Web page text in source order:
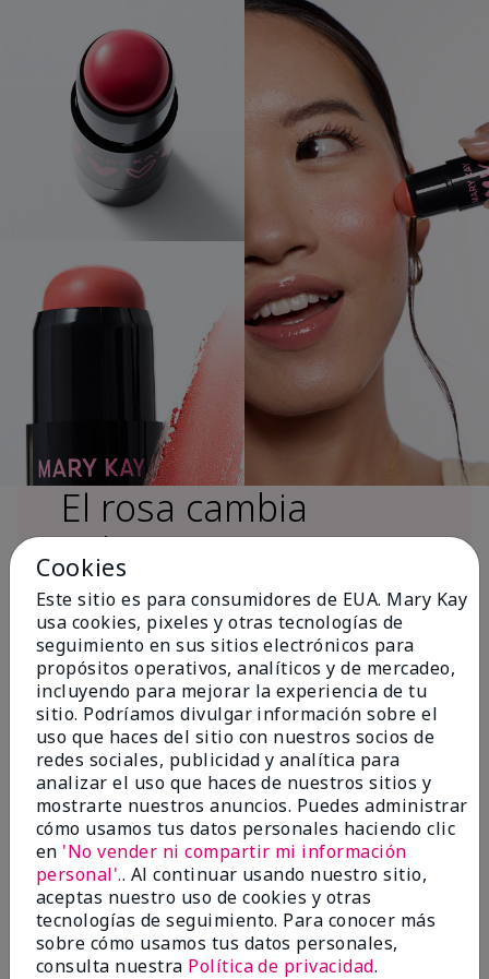
El rosa cambia
vidas®
Más de $18 millones donados a nivel
global desde 2008 para impulsar la
investigación contra el cáncer, erradicar
la violencia doméstica, promover el
empoderamiento económico y
transformar comunidades.
Cookies
Este sitio es para consumidores de EUA. Mary Kay
usa cookies, pixeles y otras tecnologías de
seguimiento en sus sitios electrónicos para
propósitos operativos, analíticos y de mercadeo,
incluyendo para mejorar la experiencia de tu
sitio. Podríamos divulgar información sobre el
uso que haces del sitio con nuestros socios de
redes sociales, publicidad y analítica para
analizar el uso que haces de nuestros sitios y
mostrarte nuestros anuncios. Puedes administrar
cómo usamos tus datos personales haciendo clic
en 'No vender ni compartir mi información
personal'.. Al continuar usando nuestro sitio,
aceptas nuestro uso de cookies y otras
tecnologías de seguimiento. Para conocer más
sobre cómo usamos tus datos personales,
consulta nuestra Política de privacidad.